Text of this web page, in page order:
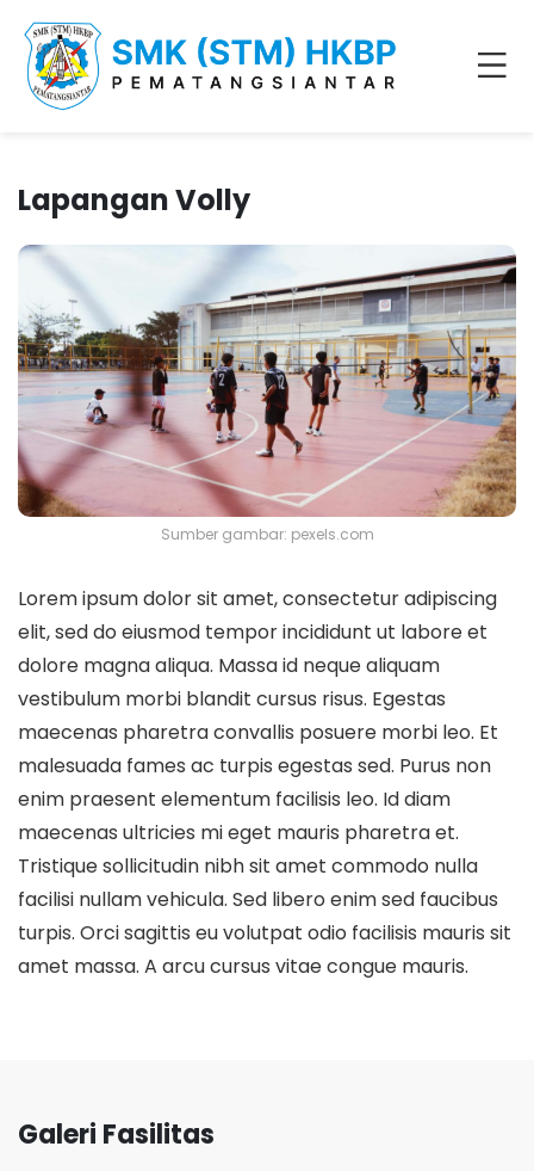
Lapangan Volly
Sumber gambar: pexels.com
Lorem ipsum dolor sit amet, consectetur adipiscing
elit, sed do eiusmod tempor incididunt ut labore et
dolore magna aliqua. Massa id neque aliquam
vestibulum morbi blandit cursus risus. Egestas
maecenas pharetra convallis posuere morbi leo. Et
malesuada fames ac turpis egestas sed. Purus non
enim praesent elementum facilisis leo. Id diam
maecenas ultricies mi eget mauris pharetra et.
Tristique sollicitudin nibh sit amet commodo nulla
facilisi nullam vehicula. Sed libero enim sed faucibus
turpis. Orci sagittis eu volutpat odio facilisis mauris sit
amet massa. A arcu cursus vitae congue mauris.
Galeri Fasilitas